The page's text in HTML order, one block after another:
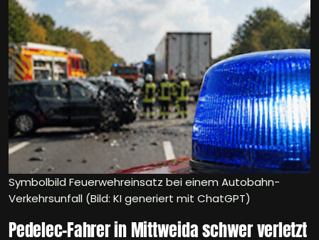
Symbolbild Feuerwehreinsatz bei einem Autobahn-
Verkehrsunfall (Bild: KI generiert mit ChatGPT)
Pedelec-Fahrer in Mittweida schwer verletzt